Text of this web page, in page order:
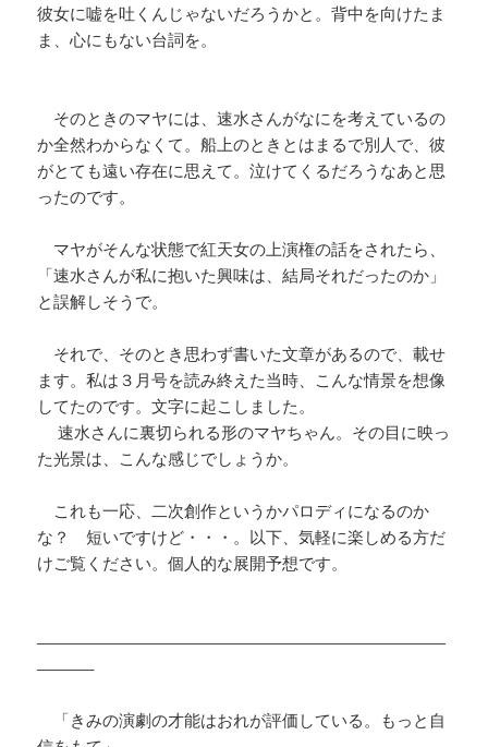
彼女に嘘を吐くんじゃないだろうかと。背中を向けたま
ま、心にもない台詞を。
そのときのマヤには、速水さんがなにを考えているの
か全然わからなくて。船上のときとはまるで別人で、彼
がとても遠い存在に思えて。泣けてくるだろうなあと思
ったのです。
マヤがそんな状態で紅天女の上演権の話をされたら、
「速水さんが私に抱いた興味は、結局それだったのか」
と誤解しそうで。
それで、そのとき思わず書いた文章があるので、載せ
ます。私は３月号を読み終えた当時、こんな情景を想像
してたのです。文字に起こしました。
速水さんに裏切られる形のマヤちゃん。その目に映っ
た光景は、こんな感じでしょうか。
これも一応、二次創作というかパロディになるのか
な？ 短いですけど・・・。以下、気軽に楽しめる方だ
けご覧ください。個人的な展開予想です。
—————————————————————————
———–
「きみの演劇の才能はおれが評価している。もっと自